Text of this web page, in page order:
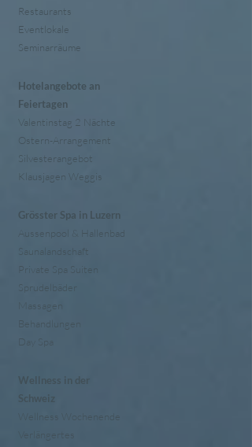
Restaurants
Eventlokale
Seminarräume
Hotelangebote an
Feiertagen
Valentinstag 2 Nächte
Ostern-Arrangement
Silvesterangebot
Klausjagen Weggis
Grösster Spa in Luzern
Aussenpool & Hallenbad
Saunalandschaft
Private Spa Suiten
Sprudelbäder
Massagen
Behandlungen
Day Spa
Wellness in der
Schweiz
Wellness Wochenende
Verlängertes